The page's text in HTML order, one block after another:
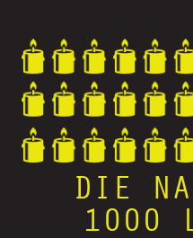
DIE
1000